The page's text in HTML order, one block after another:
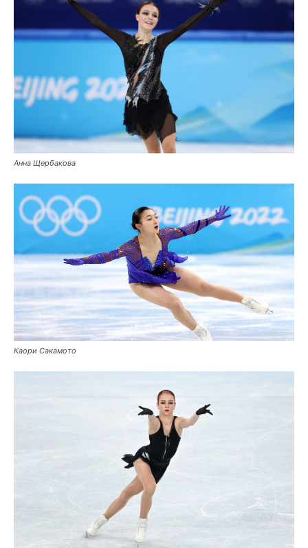
Анна Щербакова
Каори Сакамото